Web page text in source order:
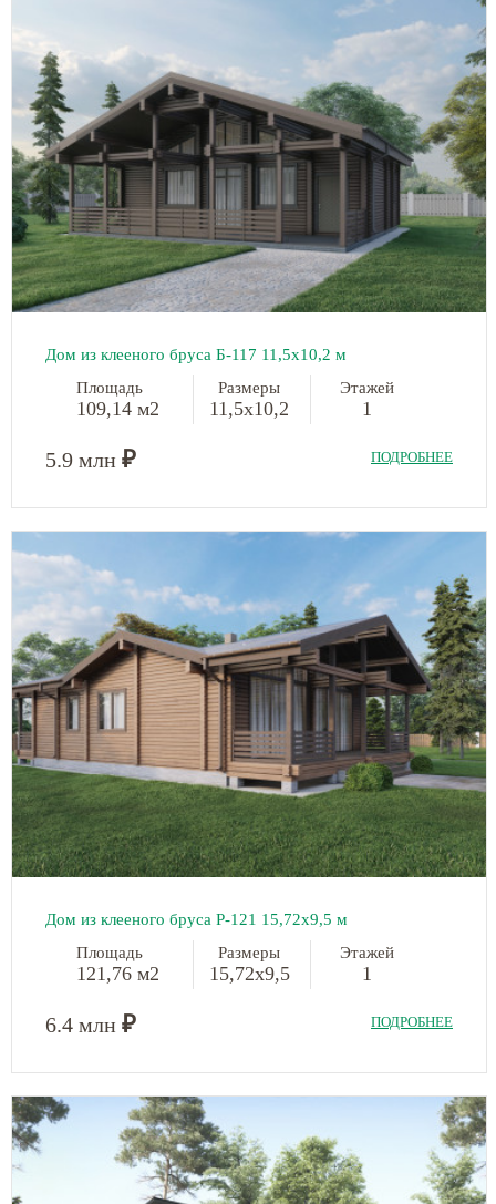
Дом из клееного бруса Б-117 11,5х10,2 м
Площадь
109,14 м2
Размеры
11,5х10,2
Этажей
1
5.9 млн ₽ ПОДРОБНЕЕ
Дом из клееного бруса Р-121 15,72х9,5 м
Площадь
121,76 м2
Размеры
15,72х9,5
Этажей
1
6.4 млн ₽ ПОДРОБНЕЕ